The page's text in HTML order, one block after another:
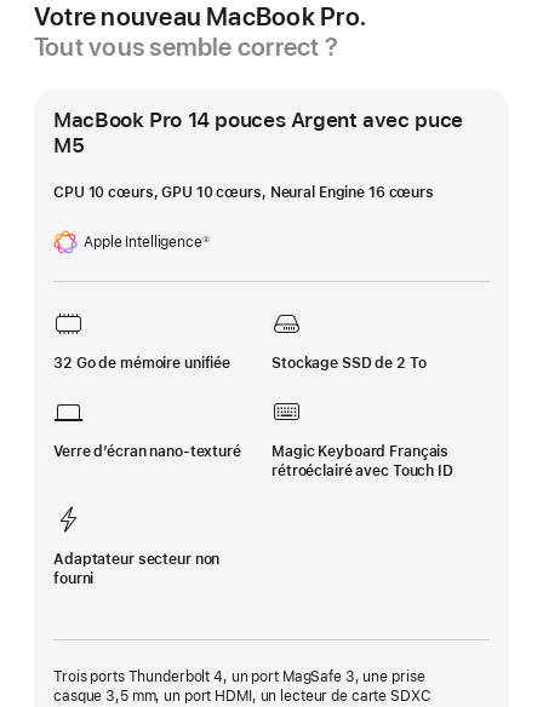
Votre nouveau MacBook Pro.
Tout vous semble correct ?
MacBook Pro 14 pouces Argent avec puce
M5
CPU 10 cœurs, GPU 10 cœurs, Neural Engine 16 cœurs
Apple Intelligence
Note
de
①
32 Go de mémoire unifiée Stockage SSD de 2 To
Verre d’écran nano‑texturé
Magic Keyboard Français
rétroéclairé avec Touch ID
Adaptateur secteur non
fourni
Trois ports Thunderbolt 4, un port MagSafe 3, une prise
casque 3,5 mm, un port HDMI, un lecteur de carte SDXC